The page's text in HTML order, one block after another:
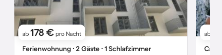
ab 178 € pro Nacht
Ferienwohnung ∙ 2 Gäste ∙ 1 Schlafzimmer
ab